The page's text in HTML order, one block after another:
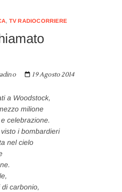
, TV RADIOCORRIERE
19 Agosto 2014
a Woodstock,
milione
celebrazione.
i bombardieri
nel cielo
carbonio,